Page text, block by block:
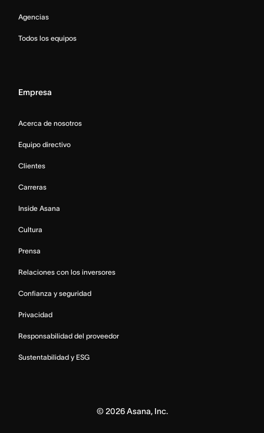
Agencias
Todos los equipos
Empresa
Acerca de nosotros
Equipo directivo
Clientes
Carreras
Inside Asana
Cultura
Prensa
Relaciones con los inversores
Confianza y seguridad
Privacidad
Responsabilidad del proveedor
Sustentabilidad y ESG
© 2026Asana, Inc.